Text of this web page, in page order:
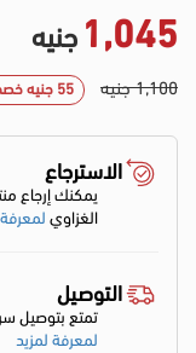
1,045 جنيه
1,100 جنيه 55 جنيه خصم
الاسترجاع
يمكنك إرجاع
الغزاوي
التوصيل
تمتع بتوصيل
لمعرفة لمزيد